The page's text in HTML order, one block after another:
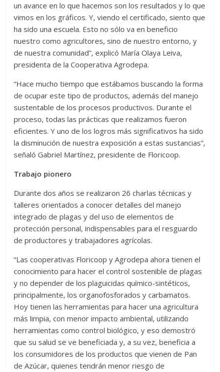
un avance en lo que hacemos son los resultados y lo que
vimos en los gráficos. Y, viendo el certificado, siento que
ha sido una escuela. Esto no sólo va en beneficio
nuestro como agricultores, sino de nuestro entorno, y
de nuestra comunidad”, explicó María Olaya Leiva,
presidenta de la Cooperativa Agrodepa.
“Hace mucho tiempo que estábamos buscando la forma
de ocupar este tipo de productos, además del manejo
sustentable de los procesos productivos. Durante el
proceso, todas las prácticas que realizamos fueron
eficientes. Y uno de los logros más significativos ha sido
la disminución de nuestra exposición a estas sustancias”,
señaló Gabriel Martínez, presidente de Floricoop.
Trabajo pionero
Durante dos años se realizaron 26 charlas técnicas y
talleres orientados a conocer detalles del manejo
integrado de plagas y del uso de elementos de
protección personal, indispensables para el resguardo
de productores y trabajadores agrícolas.
“Las cooperativas Floricoop y Agrodepa ahora tienen el
conocimiento para hacer el control sostenible de plagas
y no depender de los plaguicidas químico-sintéticos,
principalmente, los organofosforados y carbamatos.
Hoy tienen las herramientas para hacer una agricultura
más limpia, con menor impacto ambiental, utilizando
herramientas como control biológico, y eso demostró
que su salud se ve beneficiada y, a su vez, beneficia a
los consumidores de los productos que vienen de Pan
de Azúcar, quienes tendrán menor riesgo de